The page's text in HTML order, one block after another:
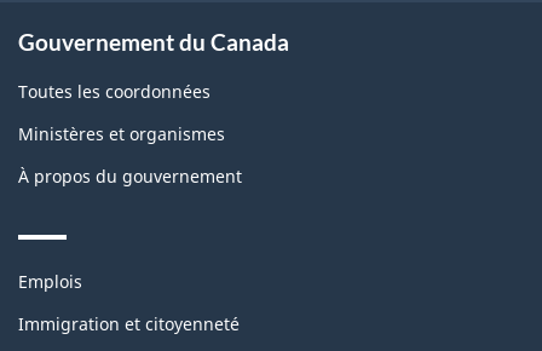
Gouvernement du Canada
Toutes les coordonnées
Ministères et organismes
À propos du gouvernement
Themes
topics
Emplois
Immigration et citoyenneté